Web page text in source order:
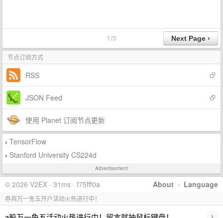
1/5
节点订阅方式
RSS
JSON Feed
使用 Planet 订阅节点更新
› TensorFlow
› Stanford University CS224d
Advertisement
About · Language
© 2026 V2EX · 31ms · f75fff0a
券商万一免五开户活动火热进行中！